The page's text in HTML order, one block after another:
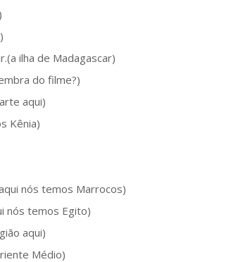
ilha de Madagascar)
do filme?)
aqui)
Kênia)
nós temos Marrocos)
nós temos Egito)
aqui)
Médio)